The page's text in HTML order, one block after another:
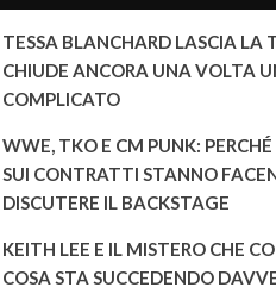
TESSA BLANCHARD LASCIA LA
CHIUDE ANCORA UNA VOLTA
COMPLICATO
WWE, TKO E CM PUNK:
SUI CONTRATTI STANNO
DISCUTERE IL BACKSTAGE
KEITH LEE E IL MISTERO CHE
COSA STA SUCCEDENDO